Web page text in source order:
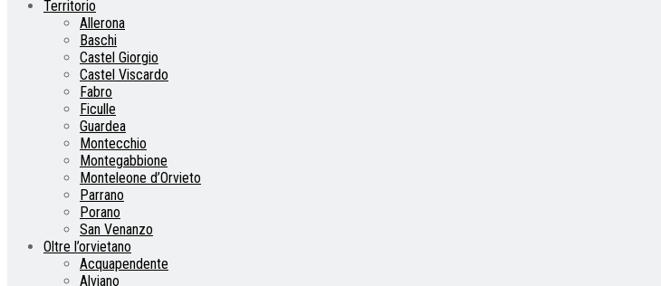
Territorio
Allerona
Baschi
Castel Giorgio
Castel Viscardo
Fabro
Ficulle
Guardea
Montecchio
Montegabbione
Monteleone d’Orvieto
Parrano
Porano
San Venanzo
Oltre l’orvietano
Acquapendente
Alviano